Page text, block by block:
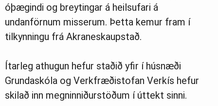
óþægindi og breytingar á heilsufari á
undanförnum misserum. Þetta kemur fram í
tilkynningu frá Akraneskaupstað.
Ítarleg athugun hefur staðið yfir í húsnæði
Grundaskóla og Verkfræðistofan Verkís hefur
skilað inn megninniðurstöðum í úttekt sinni.